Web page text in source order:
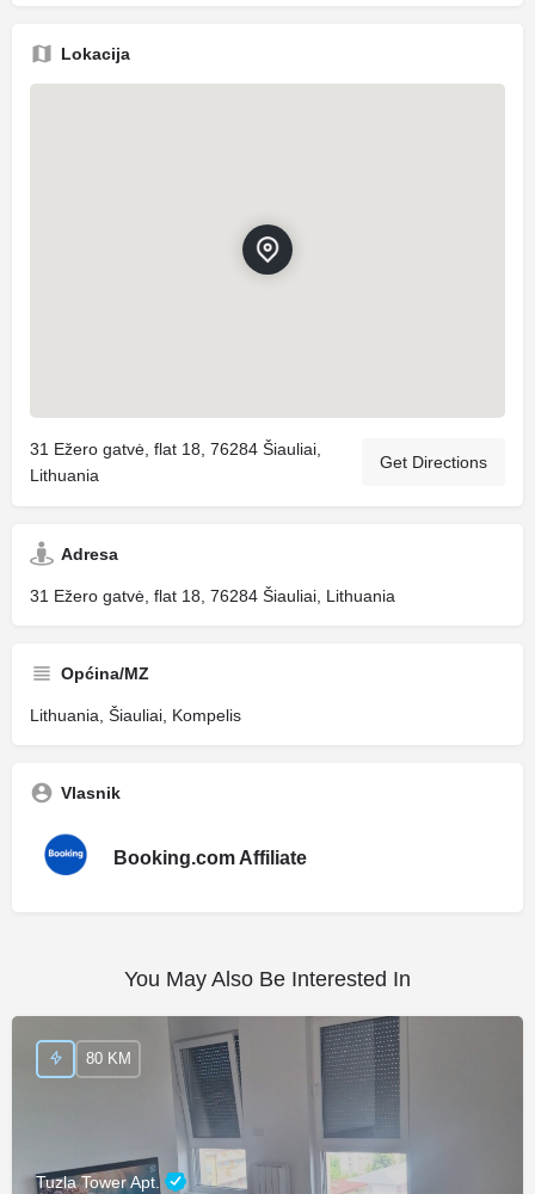
Lokacija
31 Ežero gatvė, flat 18, 76284 Šiauliai,
Lithuania
Get Directions
Adresa
31 Ežero gatvė, flat 18, 76284 Šiauliai, Lithuania
Općina/MZ
Lithuania, Šiauliai, Kompelis
Vlasnik
Booking.com Affiliate
You May Also Be Interested In
Tuzla Tower Apt.
80 KM